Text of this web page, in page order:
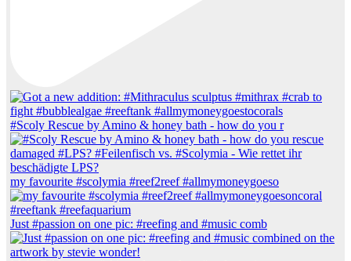
#Scoly Rescue by Amino & honey bath - how do you r
my favourite #scolymia #reef2reef #allmymoneygoeso
Just #passion on one pic: #reefing and #music comb